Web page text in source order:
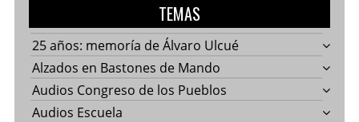
TEMAS
25 años: memoría de Álvaro Ulcué
Alzados en Bastones de Mando
Audios Congreso de los Pueblos
Audios Escuela